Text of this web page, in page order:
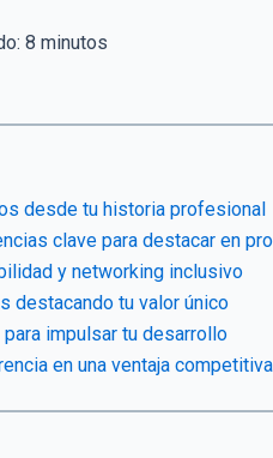
8 minutos
desde tu historia profesional
clave para destacar en
y networking inclusivo
destacando tu valor único
impulsar tu desarrollo
en una ventaja competitiva